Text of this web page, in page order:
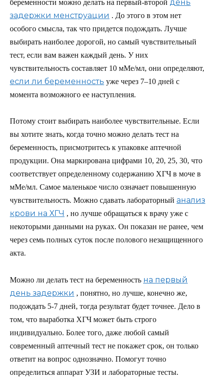
беременности можно делать на первый-второй день
задержки менструации . До этого в этом нет
особого смысла, так что придется подождать. Лучше
выбирать наиболее дорогой, но самый чувствительный
тест, если вам важен каждый день. У них
чувствительность составляет 10 мМе/мл, они определяют,
если ли беременность уже через 7–10 дней с
момента возможного ее наступления.
Потому стоит выбирать наиболее чувствительные. Если
вы хотите знать, когда точно можно делать тест на
беременность, присмотритесь к упаковке аптечной
продукции. Она маркирована цифрами 10, 20, 25, 30, что
соответствует определенному содержанию ХГЧ в моче в
мМе/мл. Самое маленькое число означает повышенную
чувствительность. Можно сдавать лабораторный анализ
крови на ХГЧ , но лучше обращаться к врачу уже с
некоторыми данными на руках. Он показан не ранее, чем
через семь полных суток после полового незащищенного
акта.
Можно ли делать тест на беременность на первый
день задержки , понятно, но лучше, конечно же,
подождать 5-7 дней, тогда результат будет точнее. Дело в
том, что выработка ХГЧ может быть строго
индивидуально. Более того, даже любой самый
современный аптечный тест не покажет срок, он только
ответит на вопрос однозначно. Помогут точно
определиться аппарат УЗИ и лабораторные тесты.